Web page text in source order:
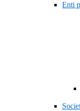
Enti